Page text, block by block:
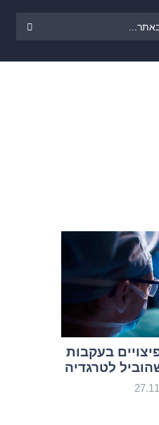
פיצויים בעקבות
לטרגדיה